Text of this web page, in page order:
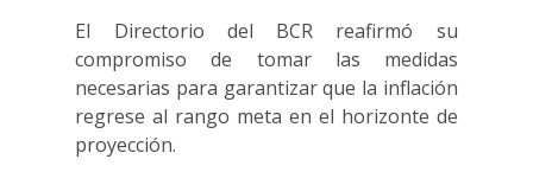
El Directorio del BCR reafirmó su
compromiso de tomar las medidas
necesarias para garantizar que la inflación
regrese al rango meta en el horizonte de
proyección.